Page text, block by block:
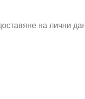
на лични